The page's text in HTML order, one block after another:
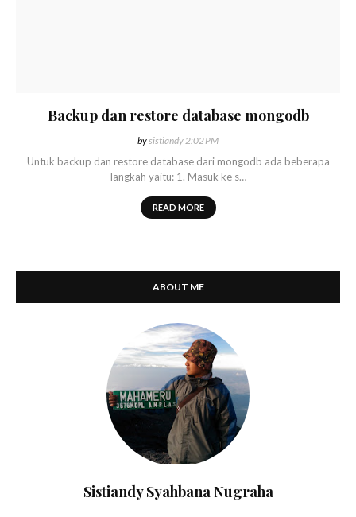
Backup dan restore database mongodb
bysistiandy2:02 PM
Untuk backup dan restore database dari mongodb ada beberapa
langkah yaitu: 1. Masuk ke s…
READ MORE
ABOUT ME
Sistiandy Syahbana Nugraha